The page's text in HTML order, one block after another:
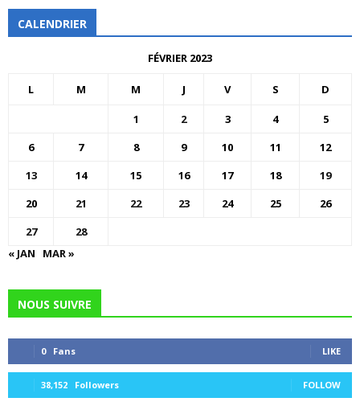
CALENDRIER
FÉVRIER 2023
L M M J V S D
1 2 3 4
5
6
7 8 9 10 11
12
13
14 15 16 17 18
19
20
21 22 23 24 25
26
27
28
« JAN
MAR »
NOUS SUIVRE
0 Fans LIKE
38,152 Followers FOLLOW